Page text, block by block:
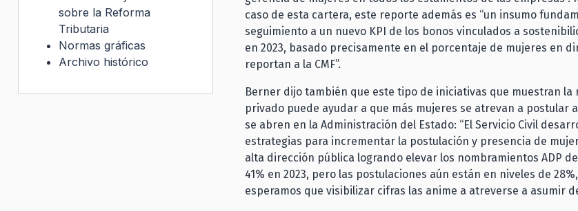
caso de esta cartera, este reporte además es “un insumo
seguimiento a un nuevo KPI de los bonos vinculados a
en 2023, basado precisamente en el porcentaje de mujeres en
reportan a la CMF”.
Berner dijo también que este tipo de iniciativas que muestran
privado puede ayudar a que más mujeres se atrevan a postular
se abren en la Administración del Estado: “El Servicio Civil
estrategias para incrementar la postulación y presencia de
alta dirección pública logrando elevar los nombramientos ADP
41% en 2023, pero las postulaciones aún están en niveles de
esperamos que visibilizar cifras las anime a atreverse a asumir
sobre la Reforma
Tributaria
Normas gráficas
Archivo histórico